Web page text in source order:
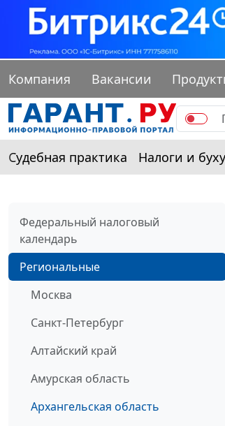
Компания Вакансии
Судебная практика Налоги и
Федеральный налоговый
календарь
Региональные
Москва
Санкт-Петербург
Алтайский край
Амурская область
Архангельская область